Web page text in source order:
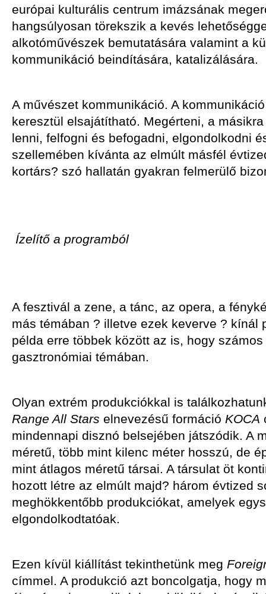
európai kulturális centrum imázsának
hangsúlyosan törekszik a kevés
alkotóművészek bemutatására valamint a
kommunikáció beindítására, katalizálására.
A művészet kommunikáció. A
keresztül elsajátítható. Megérteni, a
lenni, felfogni és befogadni, elgondolkodni
szellemében kívánta az elmúlt másfél
kortárs? szó hallatán gyakran felmerülő
Ízelítő a programból
A fesztivál a zene, a tánc, az opera, a
más témában ? illetve ezek keverve ? kínál
példa erre többek között az is, hogy
gasztronómiai témában.
Olyan extrém produkciókkal is
Range All Stars elnevezésű formáció KOCA
mindennapi disznó belsejében játszódik. A
méretű, több mint kilenc méter hosszú, de
mint átlagos méretű társai. A társulat öt
hozott létre az elmúlt majd? három évtized
meghökkentőbb produkciókat, amelyek
elgondolkodtatóak.
Ezen kívül kiállítást tekinthetünk meg
címmel. A produkció azt boncolgatja, hogy